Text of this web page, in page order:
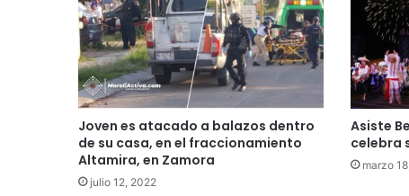
Joven es atacado a balazos dentro
de su casa, en el fraccionamiento
Altamira, en Zamora
julio 12, 2022
Asiste
celebra
marzo